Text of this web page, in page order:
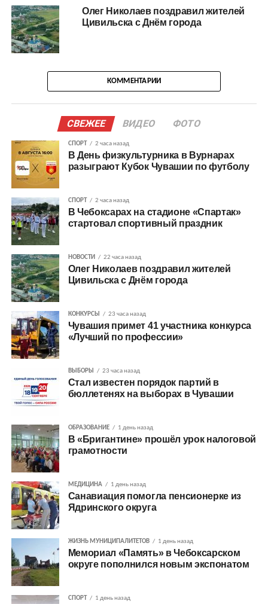
Олег Николаев поздравил жителей
Цивильска с Днём города
КОММЕНТАРИИ
СВЕЖЕЕ ВИДЕО ФОТО
СПОРТ 2 часа назад
В День физкультурника в Вурнарах
разыграют Кубок Чувашии по футболу
СПОРТ 2 часа назад
В Чебоксарах на стадионе «Спартак»
стартовал спортивный праздник
НОВОСТИ 22 часа назад
Олег Николаев поздравил жителей
Цивильска с Днём города
КОНКУРСЫ 23 часа назад
Чувашия примет 41 участника конкурса
«Лучший по профессии»
ВЫБОРЫ 23 часа назад
Стал известен порядок партий в
бюллетенях на выборах в Чувашии
ОБРАЗОВАНИЕ 1 день назад
В «Бригантине» прошёл урок налоговой
грамотности
МЕДИЦИНА 1 день назад
Санавиация помогла пенсионерке из
Ядринского округа
ЖИЗНЬ МУНИЦИПАЛИТЕТОВ 1 день назад
Мемориал «Память» в Чебоксарском
округе пополнился новым экспонатом
СПОРТ 1 день назад